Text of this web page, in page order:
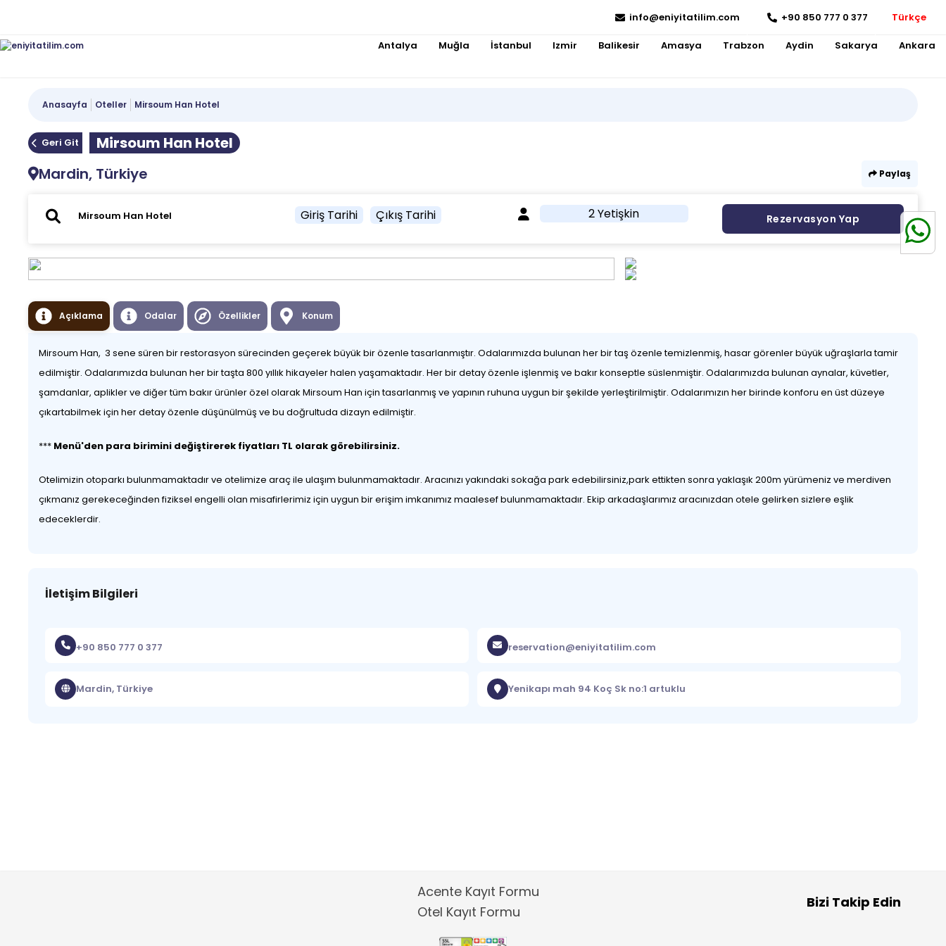
info@eniyitatilim.com +90 850 777 0 377 Türkçe
Antalya Muğla İstanbul Izmir Balikesir Amasya Trabzon Aydin Sakarya Ankara
Anasayfa Oteller Mirsoum Han Hotel
Geri Git
Mirsoum Han Hotel
Mardin, Türkiye
Paylaş
Giriş Tarihi Çıkış Tarihi 2 Yetişkin Rezervasyon Yap
Açıklama Odalar Özellikler Konum
Mirsoum Han, 3 sene süren bir restorasyon sürecinden geçerek büyük bir özenle tasarlanmıştır. Odalarımızda bulunan her bir taş özenle temizlenmiş, hasar görenler büyük uğraşlarla tamir
edilmiştir. Odalarımızda bulunan her bir taşta 800 yıllık hikayeler halen yaşamaktadır. Her bir detay özenle işlenmiş ve bakır konseptle süslenmiştir. Odalarımızda bulunan aynalar, küvetler,
şamdanlar, aplikler ve diğer tüm bakır ürünler özel olarak Mirsoum Han için tasarlanmış ve yapının ruhuna uygun bir şekilde yerleştirilmiştir. Odalarımızın her birinde konforu en üst düzeye
çıkartabilmek için her detay özenle düşünülmüş ve bu doğrultuda dizayn edilmiştir.
*** Menü'den para birimini değiştirerek fiyatları TL olarak görebilirsiniz.
Otelimizin otoparkı bulunmamaktadır ve otelimize araç ile ulaşım bulunmamaktadır. Aracınızı yakındaki sokağa park edebilirsiniz,park ettikten sonra yaklaşık 200m yürümeniz ve merdiven
çıkmanız gerekeceğinden fiziksel engelli olan misafirlerimiz için uygun bir erişim imkanımız maalesef bulunmamaktadır. Ekip arkadaşlarımız aracınızdan otele gelirken sizlere eşlik
edeceklerdir.
İletişim Bilgileri
+90 850 777 0 377 reservation@eniyitatilim.com
Mardin, Türkiye Yenikapı mah 94 Koç Sk no:1 artuklu
Acente Kayıt Formu
Otel Kayıt Formu
Bizi Takip Edin